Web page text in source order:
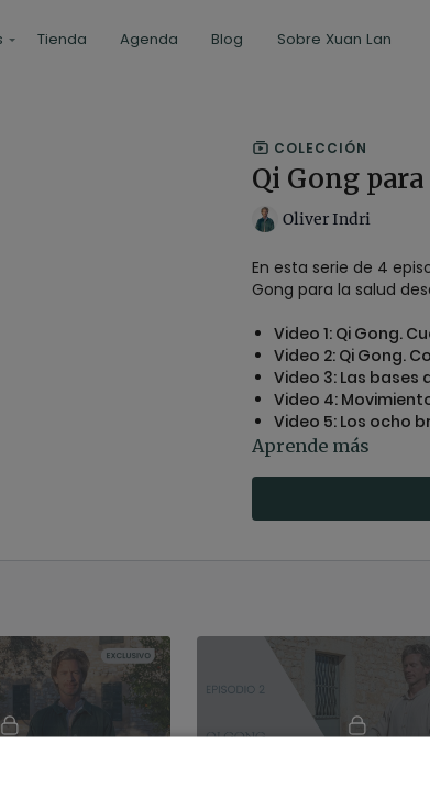
Tienda Agenda Blog Sobre Xuan Lan
COLECCIÓN
Qi Gong
Oliver Indri
En esta serie de 4
Gong para la salud
Video 1: Qi Gong.
Video 2: Qi Gong.
Video 3: Las bases
Video 4:
Video 5: Los ocho
Aprende más